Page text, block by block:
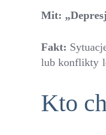
Mit:
Fakt:
lub konflikty
Kto